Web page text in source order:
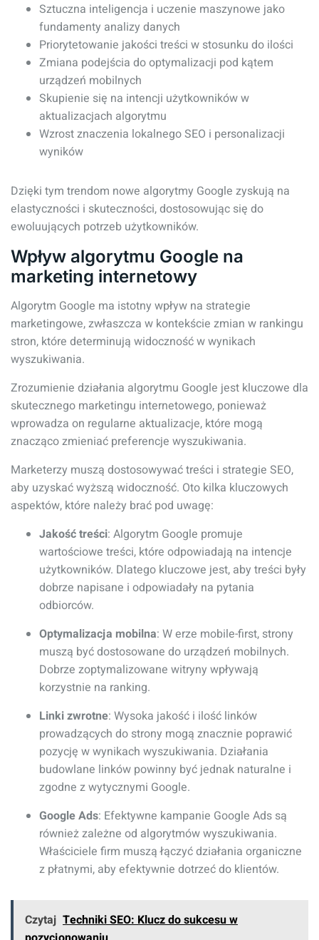
Sztuczna inteligencja i uczenie maszynowe jako
fundamenty analizy danych
Priorytetowanie jakości treści w stosunku do ilości
Zmiana podejścia do optymalizacji pod kątem
urządzeń mobilnych
Skupienie się na intencji użytkowników w
aktualizacjach algorytmu
Wzrost znaczenia lokalnego SEO i personalizacji
wyników
Dzięki tym trendom nowe algorytmy Google zyskują na
elastyczności i skuteczności, dostosowując się do
ewoluujących potrzeb użytkowników.
Wpływ algorytmu Google na
marketing internetowy
Algorytm Google ma istotny wpływ na strategie
marketingowe, zwłaszcza w kontekście zmian w rankingu
stron, które determinują widoczność w wynikach
wyszukiwania.
Zrozumienie działania algorytmu Google jest kluczowe dla
skutecznego marketingu internetowego, ponieważ
wprowadza on regularne aktualizacje, które mogą
znacząco zmieniać preferencje wyszukiwania.
Marketerzy muszą dostosowywać treści i strategie SEO,
aby uzyskać wyższą widoczność. Oto kilka kluczowych
aspektów, które należy brać pod uwagę:
Jakość treści: Algorytm Google promuje
wartościowe treści, które odpowiadają na intencje
użytkowników. Dlatego kluczowe jest, aby treści były
dobrze napisane i odpowiadały na pytania
odbiorców.
Optymalizacja mobilna: W erze mobile-first, strony
muszą być dostosowane do urządzeń mobilnych.
Dobrze zoptymalizowane witryny wpływają
korzystnie na ranking.
Linki zwrotne: Wysoka jakość i ilość linków
prowadzących do strony mogą znacznie poprawić
pozycję w wynikach wyszukiwania. Działania
budowlane linków powinny być jednak naturalne i
zgodne z wytycznymi Google.
Google Ads: Efektywne kampanie Google Ads są
również zależne od algorytmów wyszukiwania.
Właściciele firm muszą łączyć działania organiczne
z płatnymi, aby efektywnie dotrzeć do klientów.
Czytaj Techniki SEO: Klucz do sukcesu w